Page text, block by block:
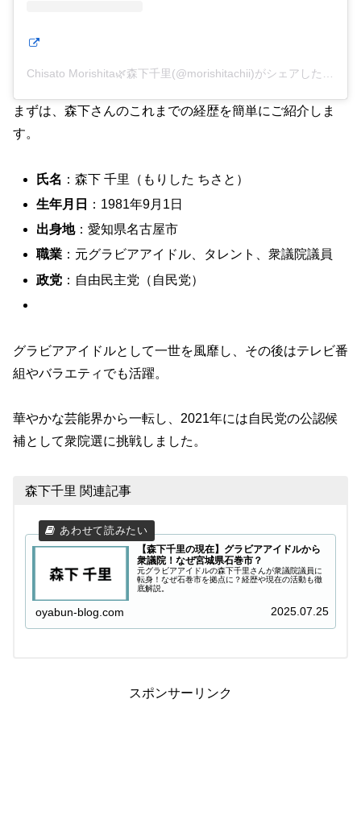
まずは、森下さんのこれまでの経歴を簡単にご紹介しま
す。
氏名 ：森下 千里（もりした ちさと）
生年月日
：1981年9月1日
出身地：愛知県名古屋市
職業 ：元グラビアアイドル、タレント、衆議院議員
政党 ：自由民主党（自民党）
グラビアアイドルとして一世を風靡し、その後はテレビ番
組やバラエティでも活躍。
華やかな芸能界から一転し、2021年には自民党の公認候
補として衆院選に挑戦しました。
森下千里 関連記事
【森下千里の現在】グラビアアイドルから
衆議院！なぜ宮城県石巻市？
元グラビアアイドルの森下千里さんが衆議院議員に
転身！なぜ石巻市を拠点に？経歴や現在の活動も徹
底解説。
oyabun-blog.com 2025.07.25
スポンサーリンク